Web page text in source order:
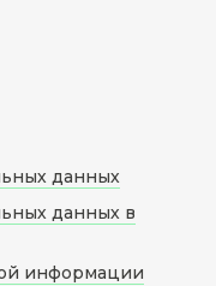
данных
данных в
информации